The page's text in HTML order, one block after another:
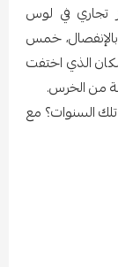
في لوس
خمس
الذي اختفت
من الخرس.
السنوات؟ مع